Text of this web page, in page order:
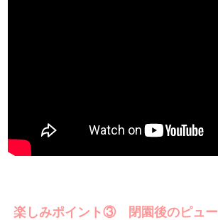
楽しみポイント③ 閉園後のピュー